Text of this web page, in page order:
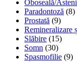
Oboseală/
Paradontoză (8)
Prostată (9)
Remineralizare
Slăbire (15)
Somn (30)
Spasmofilie (9)